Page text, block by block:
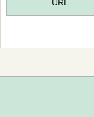
URL